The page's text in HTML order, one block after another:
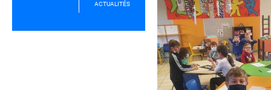
ACTUALITÉS